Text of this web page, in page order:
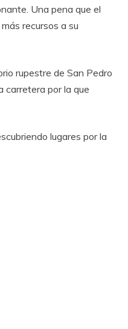
Una pena que el
recursos a su
rupestre de San Pedro
carretera por la que
lugares por la